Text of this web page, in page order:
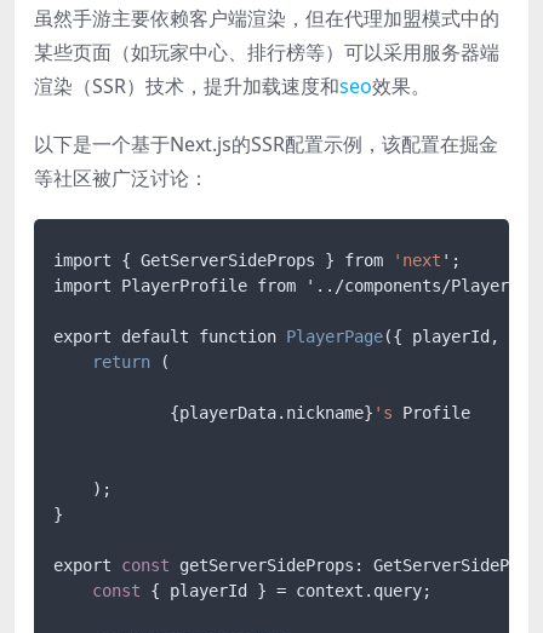
虽然手游主要依赖客户端渲染，但在代理加盟模式中的
某些页面（如玩家中心、排行榜等）可以采用服务器端
渲染（SSR）技术，提升加载速度和seo效果。
以下是一个基于Next.js的SSR配置示例，该配置在掘金
等社区被广泛讨论：
import { GetServerSideProps } from 'next ';
import PlayerProfile from '../components/
export default function PlayerPage({ playerId,
return (
            {playerData.nickname}
's Profile
    );
}
export const getServerSideProps:
const { playerId } = context.query;